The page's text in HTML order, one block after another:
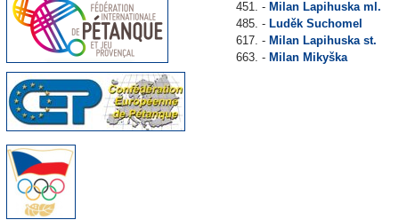
451. - Milan Lapihuska ml.
485. - Luděk Suchomel
617. - Milan Lapihuska st.
663. - Milan Mikyška